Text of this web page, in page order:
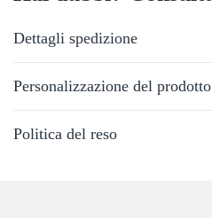
Dettagli spedizione
Personalizzazione del prodotto
Politica del reso